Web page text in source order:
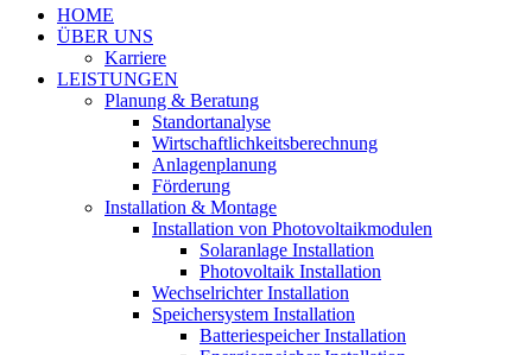
HOME
ÜBER UNS
Karriere
LEISTUNGEN
Planung & Beratung
Standortanalyse
Wirtschaftlichkeitsberechnung
Anlagenplanung
Förderung
Installation & Montage
Installation von Photovoltaikmodulen
Solaranlage Installation
Photovoltaik Installation
Wechselrichter Installation
Speichersystem Installation
Batteriespeicher Installation